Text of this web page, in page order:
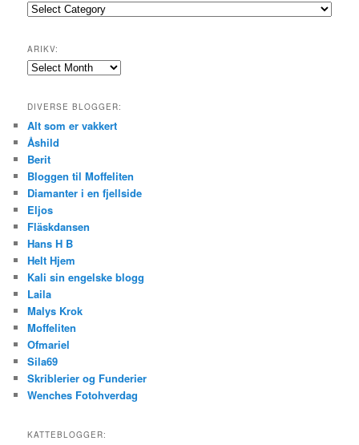
Emner:
ARIKV:
Arikv:
DIVERSE BLOGGER:
Alt som er vakkert
Åshild
Berit
Bloggen til Moffeliten
Diamanter i en fjellside
Eljos
Fläskdansen
Hans H B
Helt Hjem
Kali sin engelske blogg
Laila
Malys Krok
Moffeliten
Ofmariel
Sila69
Skriblerier og Funderier
Wenches Fotohverdag
KATTEBLOGGER: